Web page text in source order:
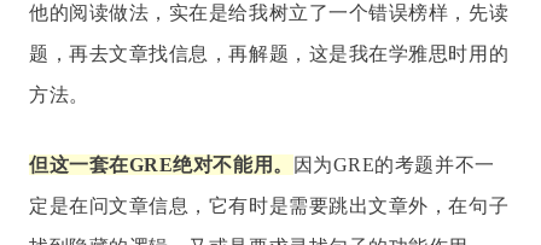
他的阅读做法，实在是给我树立了一个错误榜样，先读
题，再去文章找信息，再解题，这是我在学雅思时用的
方法。
但这一套在GRE绝对不能用。
因为GRE的考题并不一
定是在问文章信息，它有时是需要跳出文章外，在句子